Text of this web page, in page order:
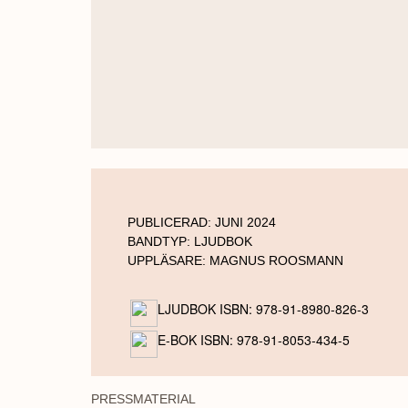
PUBLICERAD: JUNI 2024
BANDTYP: LJUDBOK
UPPLÄSARE: MAGNUS ROOSMANN
LJUDBOK ISBN: 978-91-8980-826-3
E-BOK ISBN: 978-91-8053-434-5
PRESSMATERIAL